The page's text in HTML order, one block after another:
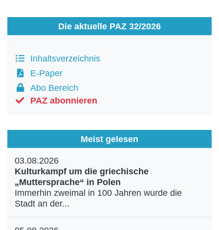
Die aktuelle PAZ 32/2026
Inhaltsverzeichnis
E-Paper
Abo Bereich
PAZ abonnieren
Meist gelesen
03.08.2026
Kulturkampf um die griechische
„Muttersprache“ in Polen
Immerhin zweimal in 100 Jahren wurde die
Stadt an der...